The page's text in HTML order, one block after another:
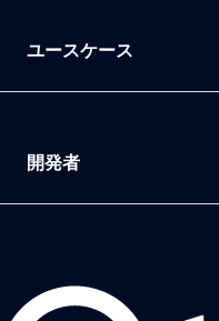
ユースケース
開発者